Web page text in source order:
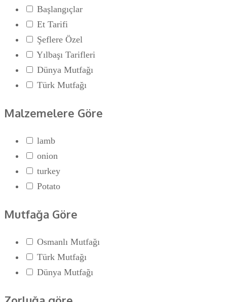
Başlangıçlar
Et Tarifi
Şeflere Özel
Yılbaşı Tarifleri
Dünya Mutfağı
Türk Mutfağı
Malzemelere Göre
lamb
onion
turkey
Potato
Mutfağa Göre
Osmanlı Mutfağı
Türk Mutfağı
Dünya Mutfağı